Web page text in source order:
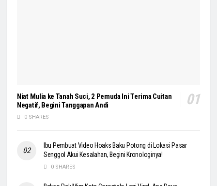
Niat Mulia ke Tanah Suci, 2 Pemuda Ini Terima Cuitan
Negatif, Begini Tanggapan Andi
0 SHARES
Ibu Pembuat Video Hoaks Baku Potong di Lokasi Pasar
Senggol Akui Kesalahan, Begini Kronologinya!
0 SHARES